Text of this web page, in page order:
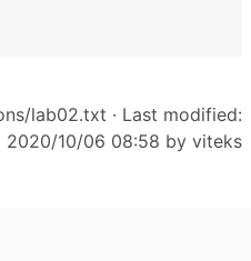
lab02.txt · Last modified:
2020/10/06 08:58 by viteks